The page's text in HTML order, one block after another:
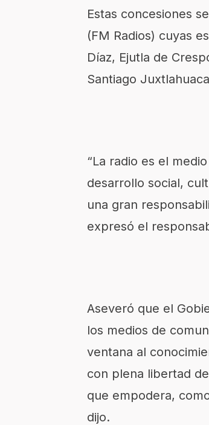
Estas concesiones
(FM Radios) cuyas
Díaz, Ejutla de
Santiago
“La radio es el
desarrollo social,
una gran
expresó el
Aseveró que el
los medios de
ventana al
con plena libertad
que empodera,
dijo.